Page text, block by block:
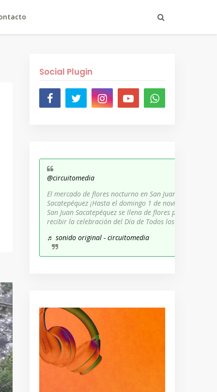
Social Plugin
@circuitomedia
El mercado de flores nocturno en San Juan
Sacatepéquez ¡Hasta el domingo 1 de noviembre,
San Juan Sacatepéquez se llena de flores para
recibir la celebración del Día de Todos los Santos!
♬ sonido original - circuitomedia